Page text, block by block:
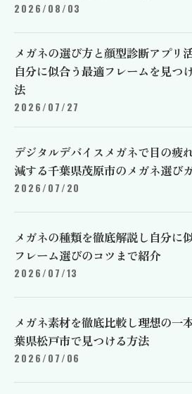
2026/08/03
メガネの選び方と顔型診断アプリ
自分に似合う最適フレームを見つ
法
2026/07/27
デジタルデバイスメガネで目の疲
減する千葉県茂原市のメガネ選び
2026/07/20
メガネの種類を徹底解説し自分に
フレーム選びのコツまで紹介
2026/07/13
メガネ素材を徹底比較し理想の一
葉県松戸市で見つける方法
2026/07/06